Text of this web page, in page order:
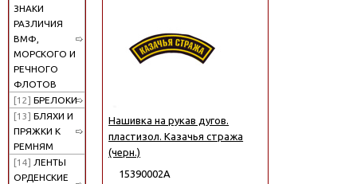
ЗНАКИ
РАЗЛИЧИЯ
ВМФ,
МОРСКОГО И
РЕЧНОГО
ФЛОТОВ
[12] БРЕЛОКИ
[13] БЛЯХИ И
ПРЯЖКИ К
РЕМНЯМ
[14] ЛЕНТЫ
ОРДЕНСКИЕ
Нашивка на рукав дугов.
пластизол. Казачья стража
(черн.)
15390002А